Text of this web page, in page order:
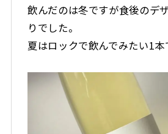
飲んだのは冬ですが食後のデ
りでした。
夏はロックで飲んでみたい1本